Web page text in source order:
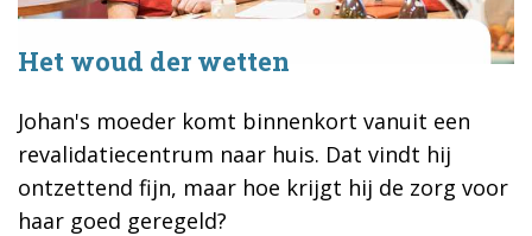
Het woud der wetten
Johan's moeder komt binnenkort vanuit een
revalidatiecentrum naar huis. Dat vindt hij
ontzettend fijn, maar hoe krijgt hij de zorg voor
haar goed geregeld?